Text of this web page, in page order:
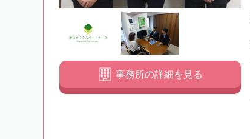
事務所の詳細を見る